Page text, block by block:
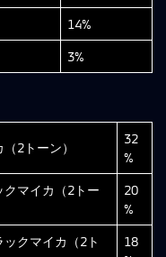
14%
3%
2トーン）
32
%
マイカ（2トー
20
%
クマイカ（2ト
18